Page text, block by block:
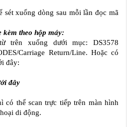
sét xuống dòng sau mỗi lần đọc mã
kèm theo hộp máy:
trên xuống dưới mục: DS3578
Carriage Return/Line. Hoặc có
đây:
đây
có thể scan trực tiếp trên màn hình
di động.